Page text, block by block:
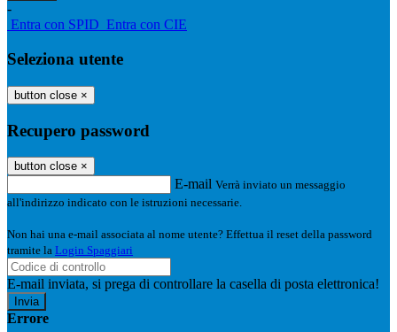
-
Entra con SPID Entra con CIE
Seleziona utente
button close ×
Recupero password
button close ×
E-mail Verrà inviato un messaggio
all'indirizzo indicato con le istruzioni necessarie.
Non hai una e-mail associata al nome utente? Effettua il reset della password
tramite la Login Spaggiari
E-mail inviata, si prega di controllare la casella di posta elettronica!
Errore